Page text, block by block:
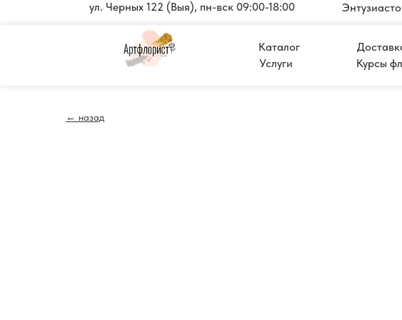
Каталог
Услуги
Курсы
ул. Черных 122 (Выя), пн-вск 09:00-18:00
← назад